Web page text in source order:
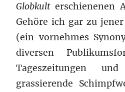
Globkulterschienenen
Gehöre ich gar zu
(ein vornehmes
diversen
Tageszeitungen und
grassierende